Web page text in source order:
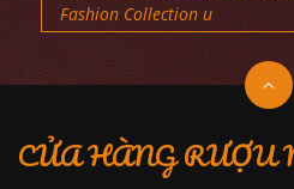
Fashion Collection u
CỬA HÀNG RƯỢU